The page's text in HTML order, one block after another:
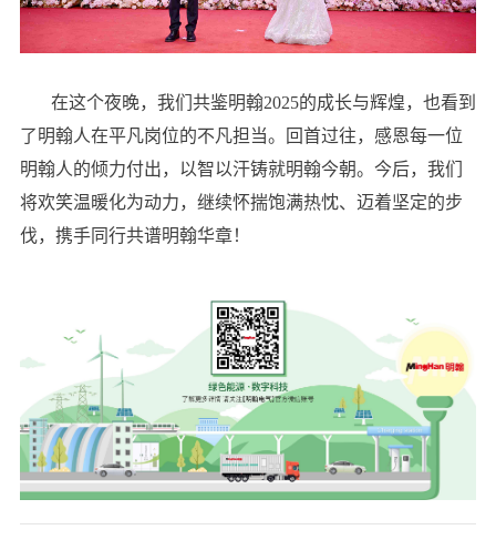
在这个夜晚，我们共鉴明翰2025的成长与辉煌，也看到
了明翰人在平凡岗位的不凡担当。回首过往，感恩每一位
明翰人的倾力付出，以智以汗铸就明翰今朝。今后，我们
将欢笑温暖化为动力，继续怀揣饱满热忱、迈着坚定的步
伐，携手同行共谱明翰华章！